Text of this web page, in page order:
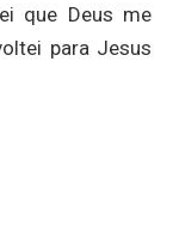
que Deus me
para Jesus